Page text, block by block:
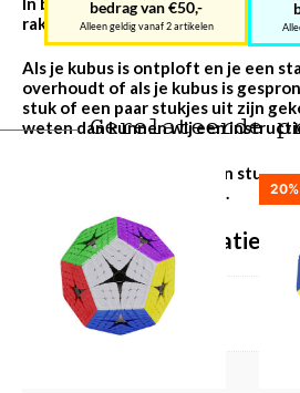
raken over hoe je het weer in
Als je kubus is ontploft en je een
overhoudt of als je kubus is
stuk of een paar stukjes uit zijn
weten dan kunnen wij een
Let op: in het geval dat een stuk
Aanvullende informatie
Gewicht
bedrag van €50,-
Alleen geldig vanaf 2 artikelen
Gerelateerde
20%